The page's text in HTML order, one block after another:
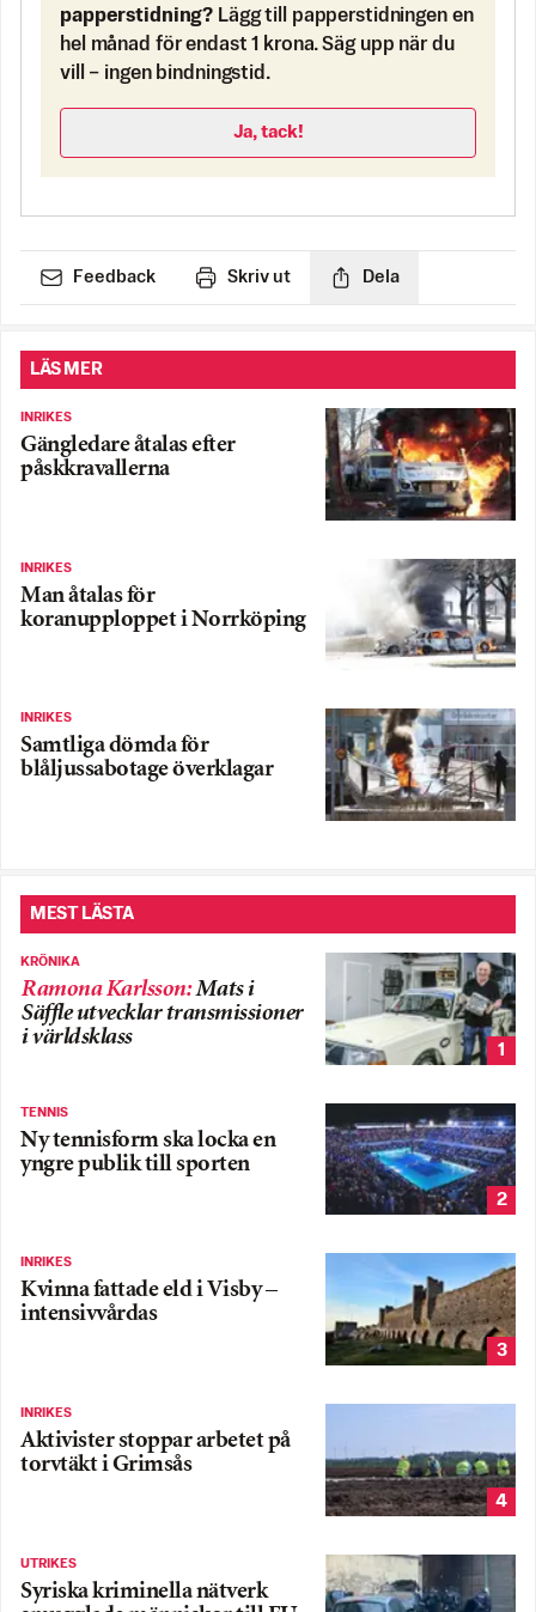
papperstidning? Lägg till papperstidningen en
hel månad för endast 1 krona. Säg upp när du
vill – ingen bindningstid.
Ja, tack!
Feedback Skriv ut Dela
LÄS MER
INRIKES
Gängledare åtalas efter
påskkravallerna
INRIKES
Man åtalas för
koranupploppet i Norrköping
INRIKES
Samtliga dömda för
blåljussabotage överklagar
MEST LÄSTA
KRÖNIKA
Ramona Karlsson:Mats i
Säffle utvecklar transmissioner
i världsklass
1
TENNIS
Ny tennisform ska locka en
yngre publik till sporten
2
INRIKES
Kvinna fattade eld i Visby –
intensivvårdas
3
INRIKES
Aktivister stoppar arbetet på
torvtäkt i Grimsås
4
UTRIKES
Syriska kriminella nätverk